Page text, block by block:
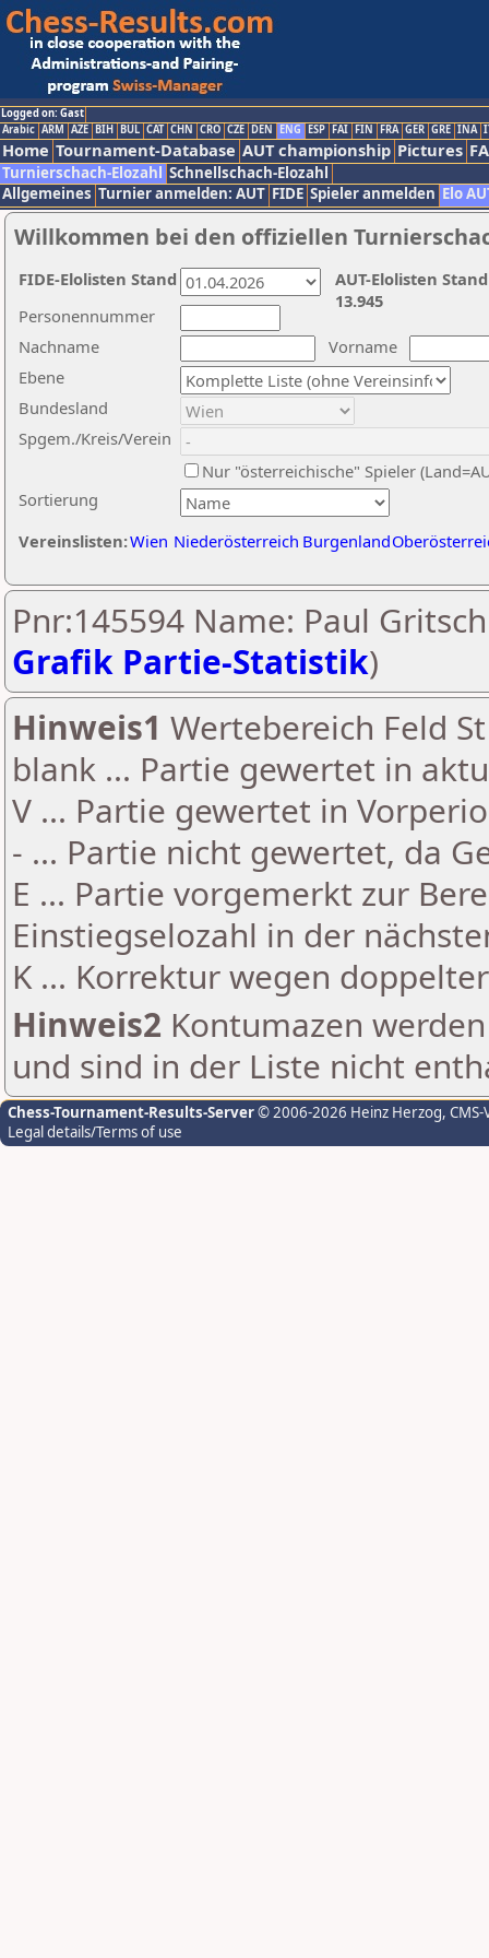
Logged on: Gast
Arabic ARM AZE BIH BUL CAT CHN CRO CZE DEN ENG ESP FAI FIN FRA GER GRE INA
Home Tournament-Database AUT championship Pictures
Turnierschach-Elozahl Schnellschach-Elozahl
Allgemeines Turnier anmelden: AUT FIDE Spieler anmelden Elo
Willkommen bei den offiziellen
Nachname
Vorname
Ebene
Sortierung
Personennummer
Bundesland
Spgem./Kreis/Verein
Nur "österreichische" Spieler
Vereinslisten:Wien Niederösterreich Burgenland
AUT-Elolisten
13.945
FIDE-Elolisten Stand
Pnr:145594 Name: Paul
Grafik Partie-Statistik)
Hinweis1 Wertebereich Feld
blank ... Partie gewertet in
V ... Partie gewertet in
- ... Partie nicht gewertet, da
E ... Partie vorgemerkt zur
Einstiegselozahl in der
K ... Korrektur wegen
Hinweis2 Kontumazen
und sind in der Liste nicht
Chess-Tournament-Results-Server© 2006-2026 Heinz Herzog,
Legal details/Terms of use